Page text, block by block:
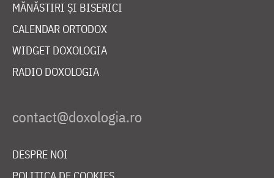
MĂNĂSTIRI ȘI BISERICI
CALENDAR ORTODOX
WIDGET DOXOLOGIA
RADIO DOXOLOGIA
DESPRE NOI